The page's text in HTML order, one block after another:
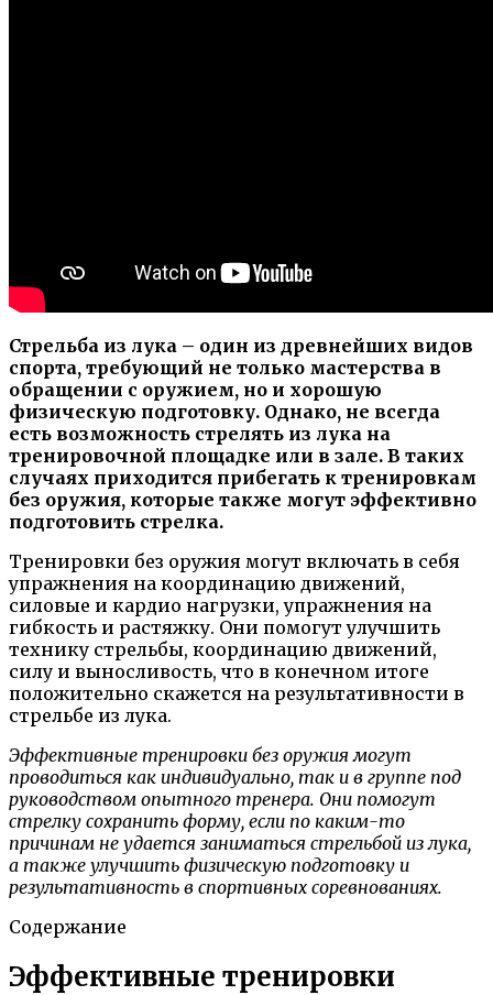
Стрельба из лука – один из древнейших видов
спорта, требующий не только мастерства в
обращении с оружием, но и хорошую
физическую подготовку. Однако, не всегда
есть возможность стрелять из лука на
тренировочной площадке или в зале. В таких
случаях приходится прибегать к тренировкам
без оружия, которые также могут эффективно
подготовить стрелка.
Тренировки без оружия могут включать в себя
упражнения на координацию движений,
силовые и кардио нагрузки, упражнения на
гибкость и растяжку. Они помогут улучшить
технику стрельбы, координацию движений,
силу и выносливость, что в конечном итоге
положительно скажется на результативности в
стрельбе из лука.
Эффективные тренировки без оружия могут
проводиться как индивидуально, так и в группе под
руководством опытного тренера. Они помогут
стрелку сохранить форму, если по каким-то
причинам не удается заниматься стрельбой из лука,
а также улучшить физическую подготовку и
результативность в спортивных соревнованиях.
Содержание
Эффективные тренировки